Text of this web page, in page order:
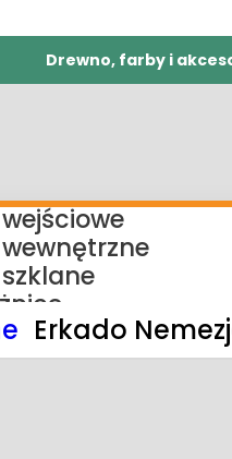
Drewno, farby i
Erkado